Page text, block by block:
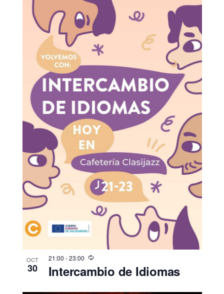
OCT
30
21:00 -23:00
Intercambio de Idiomas